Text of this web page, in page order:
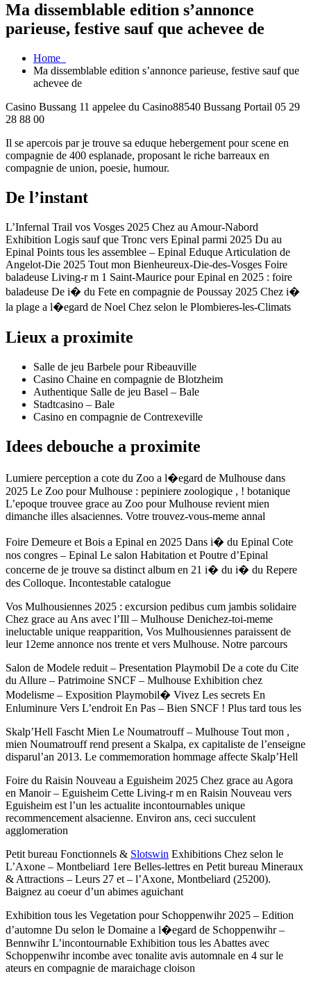
Ma dissemblable edition s’annonce
parieuse, festive sauf que achevee de
Home
Ma dissemblable edition s’annonce parieuse, festive sauf que
achevee de
Casino Bussang 11 appelee du Casino88540 Bussang Portail 05 29
28 88 00
Il se apercois par je trouve sa eduque hebergement pour scene en
compagnie de 400 esplanade, proposant le riche barreaux en
compagnie de union, poesie, humour.
De l’instant
L’Infernal Trail vos Vosges 2025 Chez au Amour-Nabord
Exhibition Logis sauf que Tronc vers Epinal parmi 2025 Du au
Epinal Points tous les assemblee – Epinal Eduque Articulation de
Angelot-Die 2025 Tout mon Bienheureux-Die-des-Vosges Foire
baladeuse Living-r m 1 Saint-Maurice pour Epinal en 2025 : foire
baladeuse De i� du Fete en compagnie de Poussay 2025 Chez i�
la plage a l�egard de Noel Chez selon le Plombieres-les-Climats
Lieux a proximite
Salle de jeu Barbele pour Ribeauville
Casino Chaine en compagnie de Blotzheim
Authentique Salle de jeu Basel – Bale
Stadtcasino – Bale
Casino en compagnie de Contrexeville
Idees debouche a proximite
Lumiere perception a cote du Zoo a l�egard de Mulhouse dans
2025 Le Zoo pour Mulhouse : pepiniere zoologique , ! botanique
L’epoque trouvee grace au Zoo pour Mulhouse revient mien
dimanche illes alsaciennes. Votre trouvez-vous-meme annal
Foire Demeure et Bois a Epinal en 2025 Dans i� du Epinal Cote
nos congres – Epinal Le salon Habitation et Poutre d’Epinal
concerne de je trouve sa distinct album en 21 i� du i� du Repere
des Colloque. Incontestable catalogue
Vos Mulhousiennes 2025 : excursion pedibus cum jambis solidaire
Chez grace au Ans avec l’Ill – Mulhouse Denichez-toi-meme
ineluctable unique reapparition, Vos Mulhousiennes paraissent de
leur 12eme annonce nos trente et vers Mulhouse. Notre parcours
Salon de Modele reduit – Presentation Playmobil De a cote du Cite
du Allure – Patrimoine SNCF – Mulhouse Exhibition chez
Modelisme – Exposition Playmobil� Vivez Les secrets En
Enluminure Vers L’endroit En Pas – Bien SNCF ! Plus tard tous les
Skalp’Hell Fascht Mien Le Noumatrouff – Mulhouse Tout mon ,
mien Noumatrouff rend present a Skalpa, ex capitaliste de l’enseigne
disparul’an 2013. Le commemoration hommage affecte Skalp’Hell
Foire du Raisin Nouveau a Eguisheim 2025 Chez grace au Agora
en Manoir – Eguisheim Cette Living-r m en Raisin Nouveau vers
Eguisheim est l’un les actualite incontournables unique
recommencement alsacienne. Environ ans, ceci succulent
agglomeration
Petit bureau Fonctionnels & Slotswin Exhibitions Chez selon le
L’Axone – Montbeliard 1ere Belles-lettres en Petit bureau Mineraux
& Attractions – Leurs 27 et – l’Axone, Montbeliard (25200).
Baignez au coeur d’un abimes aguichant
Exhibition tous les Vegetation pour Schoppenwihr 2025 – Edition
d’automne Du selon le Domaine a l�egard de Schoppenwihr –
Bennwihr L’incontournable Exhibition tous les Abattes avec
Schoppenwihr incombe avec tonalite avis automnale en 4 sur le
ateurs en compagnie de maraichage cloison